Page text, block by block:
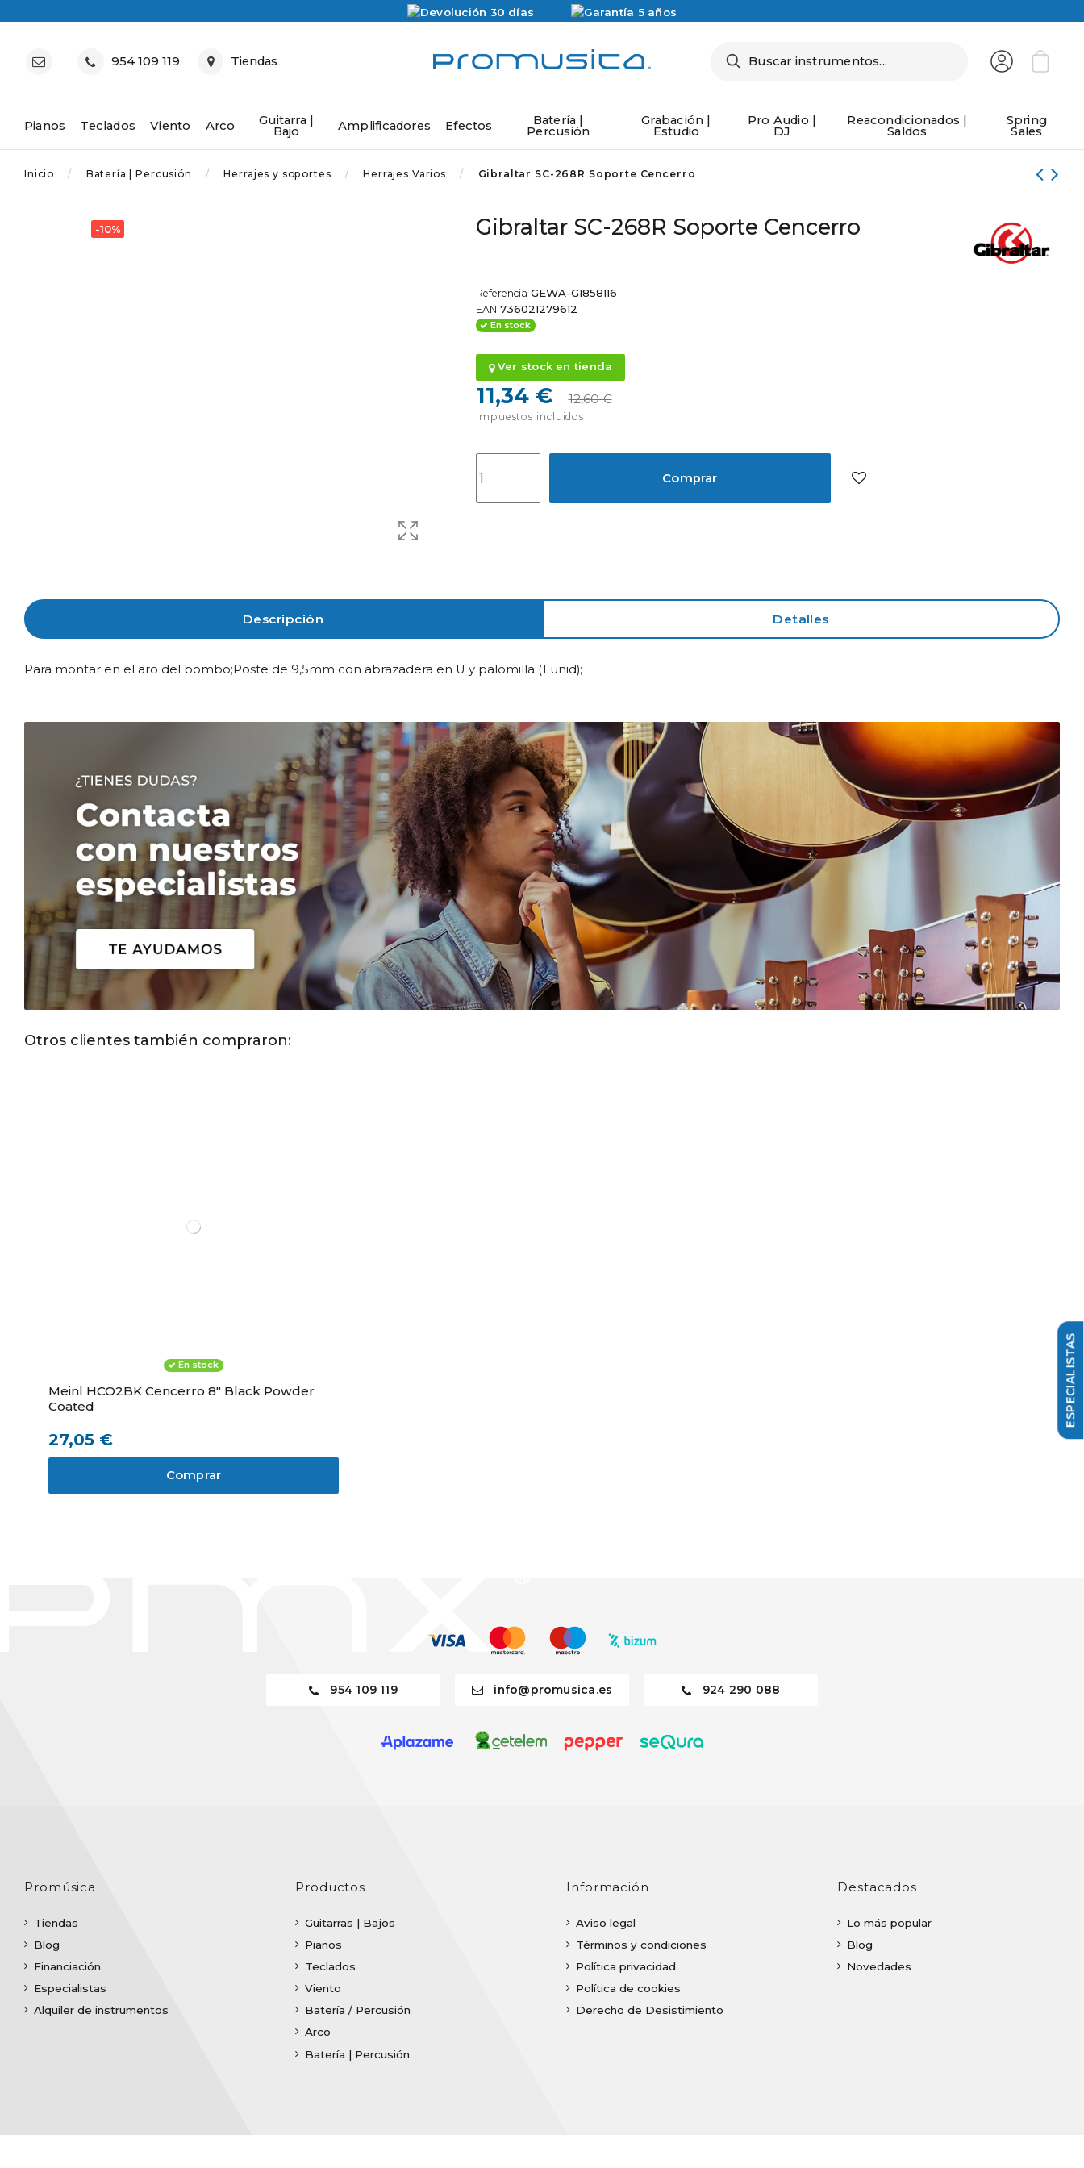
954 109 119 Tiendas
Pianos Teclados Viento Arco Guitarra |
Bajo Amplificadores Efectos Batería |
Percusión
Grabación |
Estudio
Pro Audio |
DJ
Reacondicionados |
Saldos
Spring
Sales
Inicio Batería | Percusión Herrajes y soportes Herrajes Varios Gibraltar SC-268R Soporte Cencerro
-10% Gibraltar SC-268R Soporte Cencerro
Referencia GEWA-GI858116
EAN 736021279612
En stock
Ver stock en tienda
11,34 € 12,60 €
Impuestos incluidos
Comprar
Descripción Detalles
Para montar en el aro del bombo;Poste de 9,5mm con abrazadera en U y palomilla (1 unid);
Otros clientes también compraron:
En stock
Meinl HCO2BK Cencerro 8" Black Powder
Coated
27,05 €
Comprar
954 109 119 info@promusica.es 924 290 088
Promúsica
Tiendas
Blog
Financiación
Especialistas
Alquiler de instrumentos
Productos
Guitarras | Bajos
Pianos
Teclados
Viento
Batería / Percusión
Arco
Batería | Percusión
Información
Aviso legal
Términos y condiciones
Política privacidad
Política de cookies
Derecho de Desistimiento
Destacados
Lo más popular
Blog
Novedades